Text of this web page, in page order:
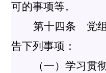
可的事项等。
第十四条 党
告下列事项：
（一）学习贯